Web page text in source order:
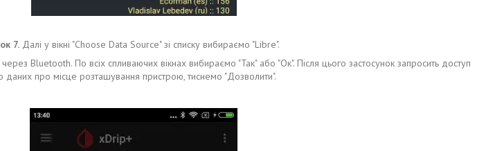
7.Далі у вікні "Choose Data Source" зі списку вибираємо "Libre".
Bluetooth. По всіх спливаючих вікнах вибираємо "Так" або "Ок". Після цього застосунок запросить доступ
даних про місце розташування пристрою, тиснемо "Дозволити".